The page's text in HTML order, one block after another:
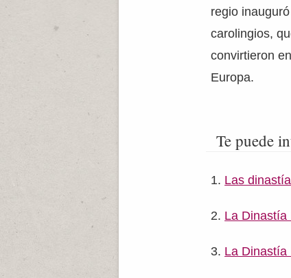
regio
carolingios,
convirtieron
Europa.
Te puede
Las
La Dinastía
La Dinastía